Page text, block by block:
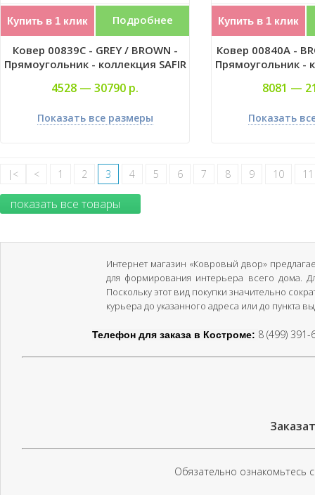
Купить в 1 клик Подробнее
Ковер 00839C - GREY / BROWN -
Прямоугольник - коллекция SAFIR
4528 — 30790 р.
Показать все размеры
Купить в 1 клик
Ковер 00840A -
Прямоугольник -
8081 —
Показать
|< < 1 2 3 4 5 6 7 8 9 10 11
показать все товары
Интернет магазин «Ковровый двор»
для формирования интерьера всего дома.
Поскольку этот вид покупки значительно
курьера до указанного адреса или до пункта
Телефон для заказа в Костроме: 8 (499) 391-
Обязательно ознакомьтесь